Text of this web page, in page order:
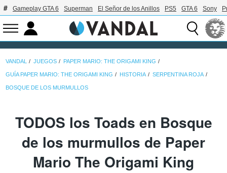
Gameplay GTA 6 Superman El Señor de los Anillos PS5 GTA 6 Sony
VANDAL JUEGOS PAPER MARIO: THE ORIGAMI KING
GUÍA PAPER MARIO: THE ORIGAMI KING HISTORIA SERPENTINA ROJA
BOSQUE DE LOS MURMULLOS
TODOS los Toads en Bosque
de los murmullos de Paper
Mario The Origami King